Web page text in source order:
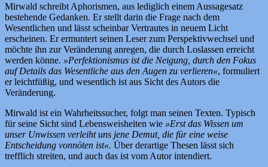
Mirwald schreibt Aphorismen, aus lediglich einem Aussagesatz
bestehende Gedanken. Er stellt darin die Frage nach dem
Wesentlichen und lässt scheinbar Vertrautes in neuem Licht
erscheinen. Er ermuntert seinen Leser zum Perspektivwechsel und
möchte ihn zur Veränderung anregen, die durch Loslassen erreicht
werden könne. »Perfektionismus ist die Neigung, durch den Fokus
auf Details das Wesentliche aus den Augen zu verlieren«, formuliert
er leichtfüßig, und wesentlich ist aus Sicht des Autors die
Veränderung.
Mirwald ist ein Wahrheitssucher, folgt man seinen Texten. Typisch
für seine Sicht sind Lebensweisheiten wie »Erst das Wissen um
unser Unwissen verleiht uns jene Demut, die für eine weise
Entscheidung vonnöten ist«. Über derartige Thesen lässt sich
trefflich streiten, und auch das ist vom Autor intendiert.